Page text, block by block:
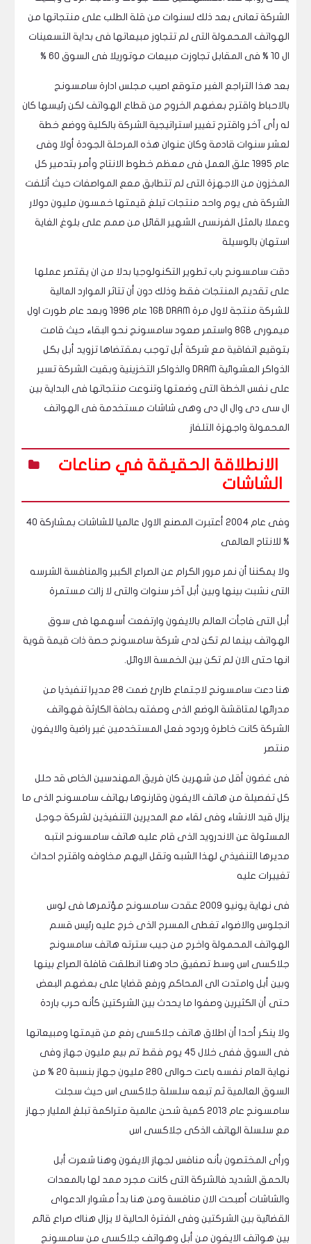
الشركة تعانى بعد ذلك لسنوات من قلة الطلب على منتجاتها من
الهواتف المحمولة التى لم تتجاوز مبيعاتها فى بداية التسعينات
ال 10 % فى المقابل تجاوزت مبيعات موتوريلا فى السوق 60 %
بعد هذا التراجع الغير متوقع اصيب مجلس ادارة سامسونج
بالاحباط واقترح بعضهم الخروج من قطاع الهواتف لكن رئيسها كان
له رأى آخر واقترح تغيير استراتيجية الشركة بالكلية ووضع خطة
لعشر سنوات قادمة وكان عنوان هذه المرحلة الجودة أولا وفى
عام 1995 علق العمل فى معظم خطوط الانتاج وأمر بتدمير كل
المخزون من الاجهزة التى لم تتطابق معع المواصفات حيث أتلفت
الشركة فى يوم واحد منتجات تبلغ قيمتها خمسون مليون دولار
وعملا بالمثل الفرنسى الشهير القائل من صمم على بلوغ الغاية
استهان بالوسيلة
دقت سامسونج باب تطوير التكنولوجيا بدلا من ان يقتصر عملها
على تقديم المنتجات فقط وذلك دون أن تتاثر الموارد المالية
للشركة منتجة لاول مرة 1GB DRAM عام 1996 وبعد عام طورت اول
ميمورى 8GB واستمر صعود سامسونج نحو البقاء حيث قامت
بتوقيع اتفاقية مع شركة أبل توجب بمقتضاها تزويد أبل بكل
الذواكر العشوائية DRAM والذواكر التخزينية وبقيت الشركة تسير
على نفس الخطة التى وضعتها وتنوعت منتجاتها فى البداية بين
ال سى دى وال ال دى وهى شاشات مستخدمة فى الهواتف
المحمولة واجهزة التلفاز
الانطلاقة الحقيقة في صناعات
الشاشات
وفى عام 2004 أعتبرت المصنع الاول عالميا للشاشات بمشاركة 40
% للانتاج العالمى
ولا يمكننا أن نمر مرور الكرام عن الصراع الكبير والمنافسة الشرسه
التى نشبت بينها وبين أبل آخر سنوات والتى لا زالت مستمرة
أبل التى فاجأت العالم بالايفون وارتفعت أسهمها فى سوق
الهواتف بينما لم تكن لدى شركة سامسونج حصة ذات قيمة قوية
انها حتى الان لم تكن بين الخمسة الاوائل.
هنا دعت سامسونج لاجتماع طارئ ضمت 28 مديرا تنفيذيا من
مدرائها لمتاقشة الوضع الذى وصفته بحافة الكارثة فهواتف
الشركة كانت خاطرة وردود فعل المستخدمين غير راضية والايفون
منتصر
فى غضون أقل من شهرين كان فريق المهندسين الخاص قد حلل
كل تفصيلة من هاتف الايفون وقارنوها بهاتف سامسونج الذى ما
يزال قيد الانشاء وفى لقاء مع المديرين التنفيذين لشركة جوجل
المسئولة عن الاندرويد الذى قام عليه هاتف سامسونج انتبه
مديرها التنفيذي لهذا الشبه وتقل اليهم مخاوفه واقترح احداث
تغييرات عليه
فى نهاية يونيو 2009 عقدت سامسونج مؤتمرها فى لوس
انجلوس والاضواء تغطى المسرح الذى خرج عليه رئيس قسم
الهواتف المحمولة واخرج من جيب سترته هاتف سامسونج
جلاكسى اس وسط تصفيق حاد وهنا انطلقت قافلة الصراع بينها
وبين أبل وامتدت الى المحاكم ورفع قضايا على بعضهم البعض
حتى أن الكثيرين وصفوا ما يحدث بين الشركتين كأنه حرب باردة
ولا ينكر أحدا أن اطلاق هاتف جلاكسى رفع من قيمتها ومبيعاتها
فى السوق ففى خلال 45 يوم فقط تم بيع مليون جهاز وفى
نهاية العام نفسه باعت حوالى 280 مليون جهاز بنسبة 20 % من
السوق العالمية ثم تبعه سلسلة جلاكسى اس حيث سجلت
سامسونج عام 2013 كمية شحن عالمية متراكمة تبلغ المليار جهاز
مع سلسلة الهاتف الذكى جلاكسى اس
ورأى المختصون بأنه منافس لجهاز الايفون وهنا شعرت أبل
بالحمق الشديد فالشركة التى كانت مجرد ممد لها بالمعدات
والشاشات أصبحت الان منافسة ومن هنا بدأ مشوار الدعواى
القضائية بين الشركتين وفى الفترة الحالية لا يزال هناك صراع قائم
بين هواتف الايفون من أبل وهواتف جلاكسى من سامسونج